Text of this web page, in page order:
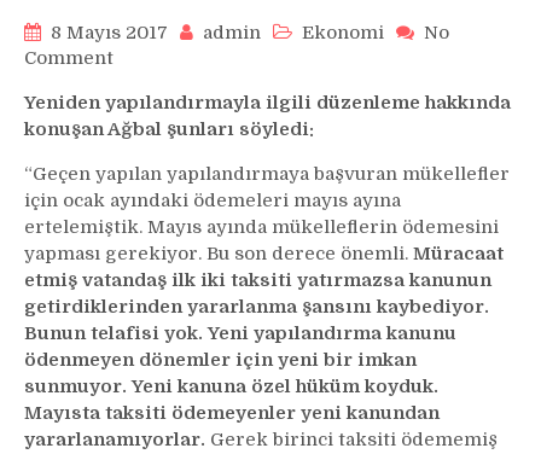
8 Mayıs 2017 admin Ekonomi
No
Commenton
Bakanı
uyardı:
son
fırsat
Yeniden yapılandırmayla ilgili düzenleme hakkında
konuşan Ağbal şunları söyledi:
“Geçen yapılan yapılandırmaya başvuran mükellefler
için ocak ayındaki ödemeleri mayıs ayına
ertelemiştik. Mayıs ayında mükelleflerin ödemesini
yapması gerekiyor. Bu son derece önemli. Müracaat
etmiş vatandaş ilk iki taksiti yatırmazsa kanunun
getirdiklerinden yararlanma şansını kaybediyor.
Bunun telafisi yok. Yeni yapılandırma kanunu
ödenmeyen dönemler için yeni bir imkan
sunmuyor. Yeni kanuna özel hüküm koyduk.
Mayısta taksiti ödemeyenler yeni kanundan
yararlanamıyorlar. Gerek birinci taksiti ödememiş